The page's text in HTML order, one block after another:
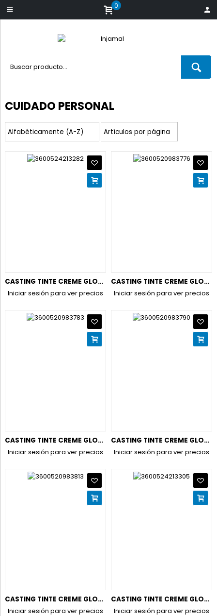
0
CUIDADO PERSONAL
CASTING TINTE CREME GLOSS N.100 NEGRO OSCURO
Iniciar sesión para ver precios
CASTING TINTE CREME GLOSS N.200 NEGRO EBANO
Iniciar sesión para ver precios
CASTING TINTE CREME GLOSS N.210 NEGRO AZULADO
Iniciar sesión para ver precios
CASTING TINTE CREME GLOSS N.300 CASTAÑO OSCURO
Iniciar sesión para ver precios
CASTING TINTE CREME GLOSS N.400 CASTAÑO
Iniciar sesión para ver precios
CASTING TINTE CREME GLOSS N.4102 CACAO HELADO (NUEVO)
Iniciar sesión para ver precios